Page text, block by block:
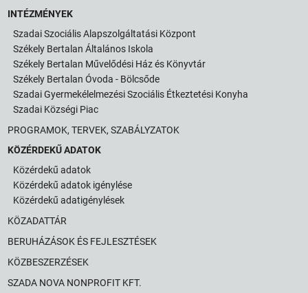
INTÉZMÉNYEK
Szadai Szociális Alapszolgáltatási Központ
Székely Bertalan Általános Iskola
Székely Bertalan Művelődési Ház és Könyvtár
Székely Bertalan Óvoda - Bölcsőde
Szadai Gyermekélelmezési Szociális Étkeztetési Konyha
Szadai Községi Piac
PROGRAMOK, TERVEK, SZABÁLYZATOK
KÖZÉRDEKŰ ADATOK
Közérdekű adatok
Közérdekű adatok igénylése
Közérdekű adatigénylések
KÖZADATTÁR
BERUHÁZÁSOK ÉS FEJLESZTÉSEK
KÖZBESZERZÉSEK
SZADA NOVA NONPROFIT KFT.